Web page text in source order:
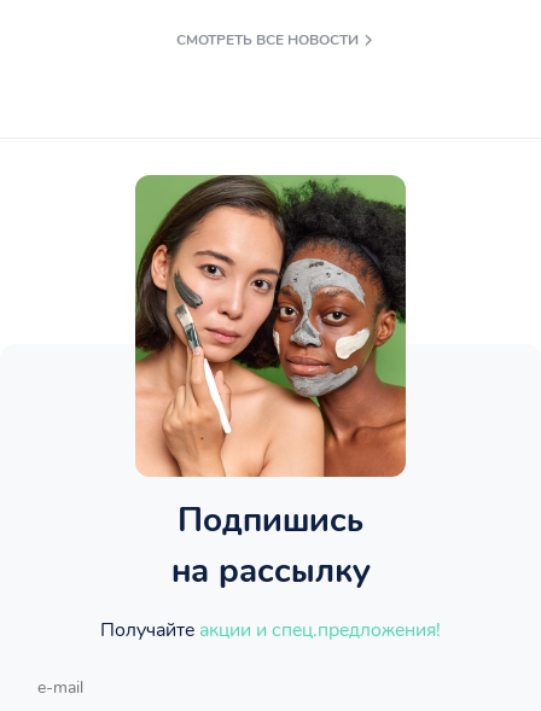
СМОТРЕТЬ ВСЕ НОВОСТИ
Подпишись
на рассылку
Получайте акции и спец.предложения!